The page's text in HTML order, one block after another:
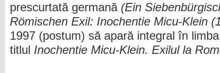
prescurtată germană (Ein
Römischen Exil: Inochentie Micu-Klein
1997 (postum) să apară integral în
titlul Inochentie Micu-Klein. Exilul la